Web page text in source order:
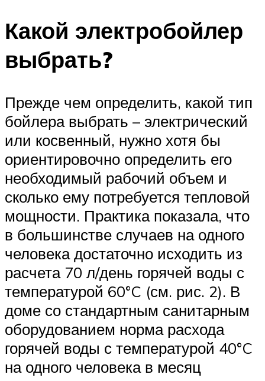
Какой электробойлер
выбрать?
Прежде чем определить, какой тип
бойлера выбрать – электрический
или косвенный, нужно хотя бы
ориентировочно определить его
необходимый рабочий объем и
сколько ему потребуется тепловой
мощности. Практика показала, что
в большинстве случаев на одного
человека достаточно исходить из
расчета 70 л/день горячей воды с
температурой 60°C (см. рис. 2). В
доме со стандартным санитарным
оборудованием норма расхода
горячей воды с температурой 40°C
на одного человека в месяц